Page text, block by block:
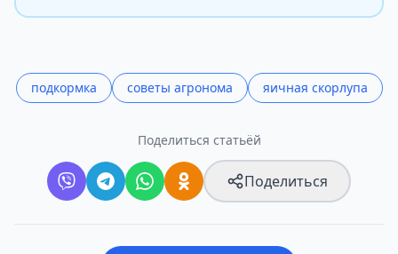
подкормка советы агронома яичная скорлупа
Поделиться статьёй
Поделиться